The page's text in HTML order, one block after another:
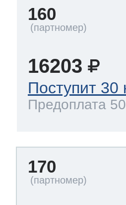
160
16203
Поступит 30
Предоплата
170